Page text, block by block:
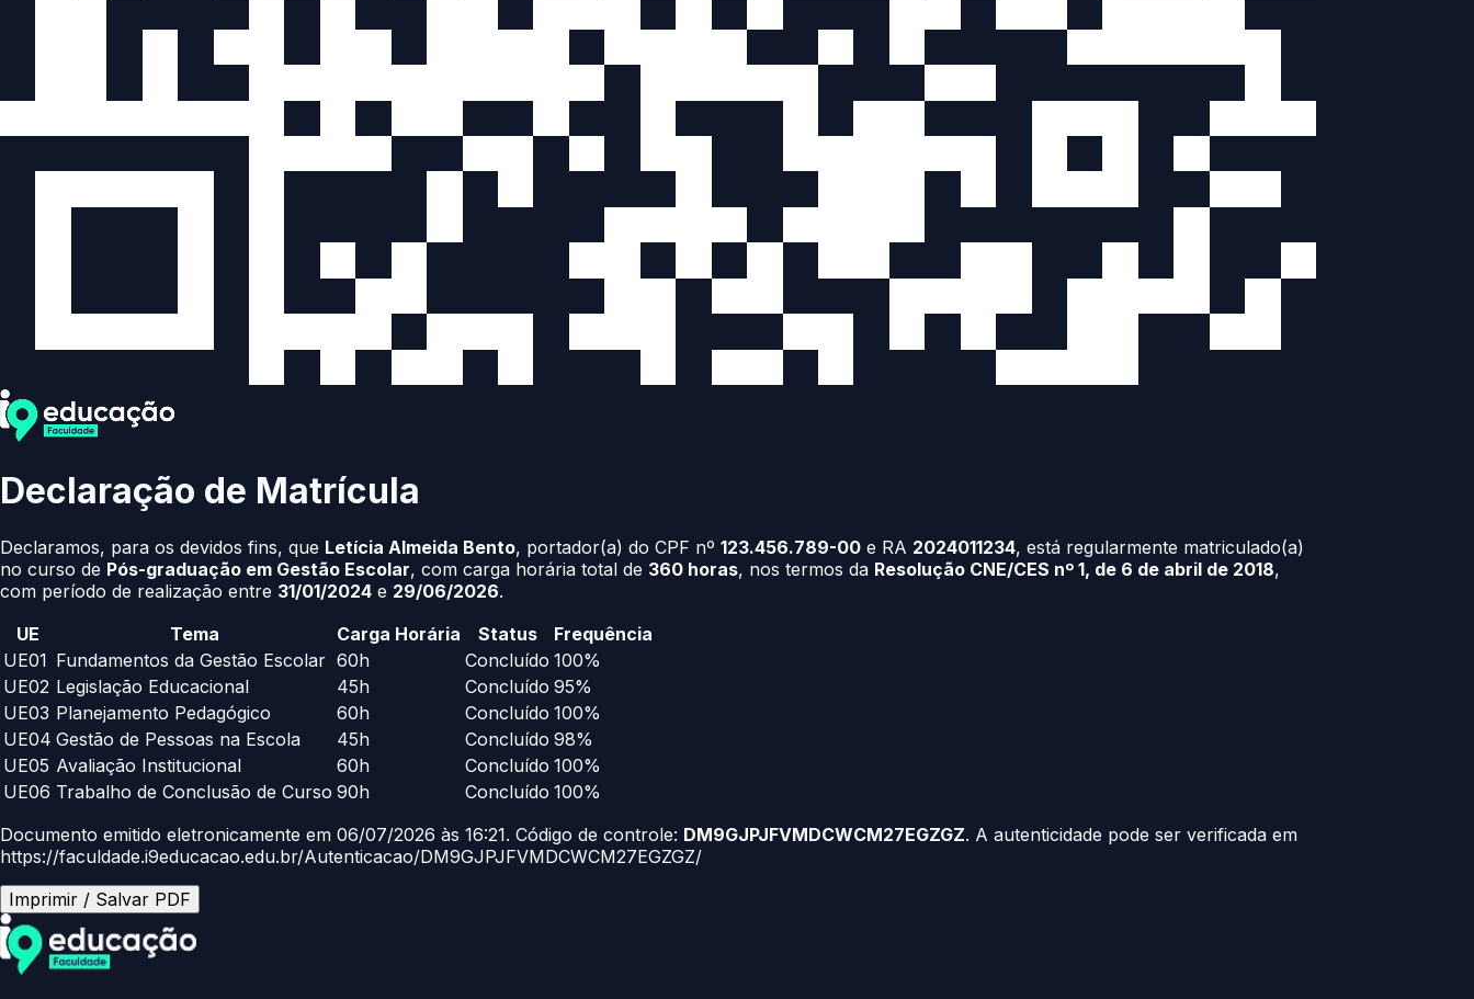
Declaração de Matrícula
Declaramos, para os devidos fins, que Letícia Almeida Bento, portador(a) do CPF nº 123.456.789-00 e RA 2024011234, está regularmente matriculado(a)
no curso de Pós-graduação em Gestão Escolar, com carga horária total de 360 horas, nos termos da Resolução CNE/CES nº 1, de 6 de abril de 2018,
com período de realização entre 31/01/2024 e 29/06/2026.
UE
Tema Carga Horária Status
Frequência
UE01 Fundamentos da Gestão Escolar 60h Concluído 100%
UE02 Legislação Educacional 45h Concluído 95%
UE03 Planejamento Pedagógico 60h Concluído 100%
UE04 Gestão de Pessoas na Escola 45h Concluído 98%
UE05 Avaliação Institucional 60h Concluído 100%
UE06 Trabalho de Conclusão de Curso 90h Concluído 100%
Documento emitido eletronicamente em 06/07/2026 às 16:21. Código de controle: DM9GJPJFVMDCWCM27EGZGZ. A autenticidade pode ser verificada em
https://faculdade.i9educacao.edu.br/Autenticacao/DM9GJPJFVMDCWCM27EGZGZ/
Imprimir / Salvar PDF